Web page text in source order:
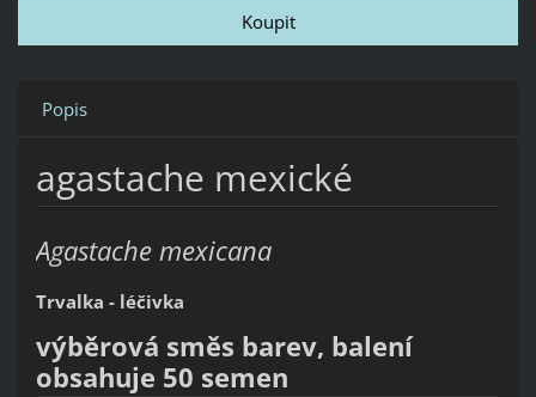
Popis
agastache mexické
Agastache mexicana
Trvalka - léčivka
výběrová směs barev, balení
obsahuje 50 semen